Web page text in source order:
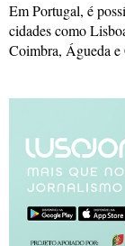
Em Portugal, é
cidades como
Coimbra, Águeda e